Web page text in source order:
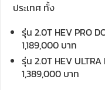
ประเทศ ทั้ง
รุ่น 2.0T HEV PRO
1,189,000 บาท
รุ่น 2.0T HEV
1,389,000 บาท